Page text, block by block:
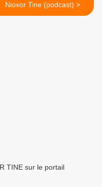
Nioxor Tine (podcast) >
TINE sur le portail